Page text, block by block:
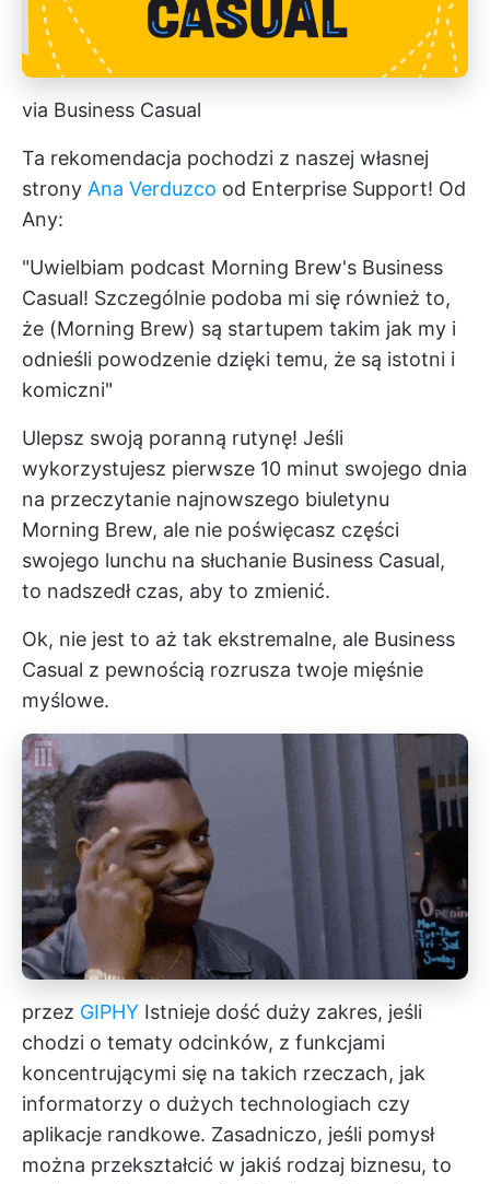
via Business Casual
Ta rekomendacja pochodzi z naszej własnej
strony Ana Verduzco od Enterprise Support! Od
Any:
"Uwielbiam podcast Morning Brew's Business
Casual! Szczególnie podoba mi się również to,
że (Morning Brew) są startupem takim jak my i
odnieśli powodzenie dzięki temu, że są istotni i
komiczni"
Ulepsz swoją poranną rutynę! Jeśli
wykorzystujesz pierwsze 10 minut swojego dnia
na przeczytanie najnowszego biuletynu
Morning Brew, ale nie poświęcasz części
swojego lunchu na słuchanie Business Casual,
to nadszedł czas, aby to zmienić.
Ok, nie jest to aż tak ekstremalne, ale Business
Casual z pewnością rozrusza twoje mięśnie
myślowe.
przez GIPHY Istnieje dość duży zakres, jeśli
chodzi o tematy odcinków, z funkcjami
koncentrującymi się na takich rzeczach, jak
informatorzy o dużych technologiach czy
aplikacje randkowe. Zasadniczo, jeśli pomysł
można przekształcić w jakiś rodzaj biznesu, to